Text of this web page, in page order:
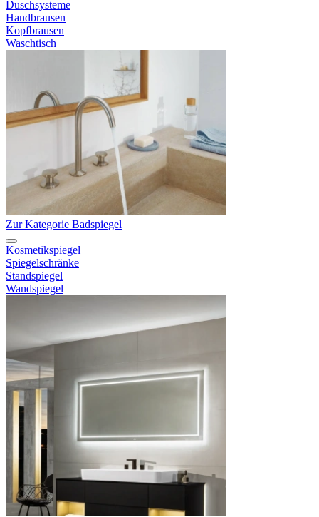
Duschsysteme
Handbrausen
Kopfbrausen
Waschtisch
Zur Kategorie Badspiegel
Kosmetikspiegel
Spiegelschränke
Standspiegel
Wandspiegel